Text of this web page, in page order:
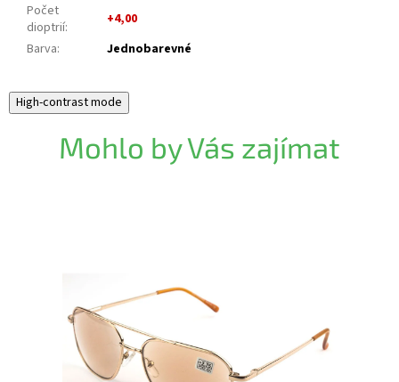
Počet
dioptrií:
+4,00
Barva: Jednobarevné
High-contrast mode
Mohlo by Vás zajímat